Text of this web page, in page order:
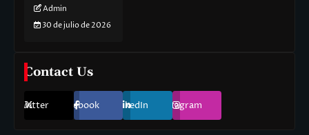
Admin
30 de julio de 2026
Contact Us
Twitter Facebook LinkedIn Instagram